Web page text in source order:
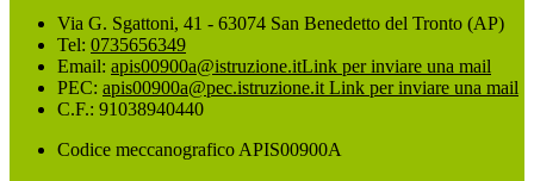
Via G. Sgattoni, 41 - 63074 San Benedetto del Tronto (AP)
Tel: 0735656349
Email: apis00900a@istruzione.itLink per inviare una mail
PEC: apis00900a@pec.istruzione.it Link per inviare una mail
C.F.: 91038940440
Codice meccanografico APIS00900A